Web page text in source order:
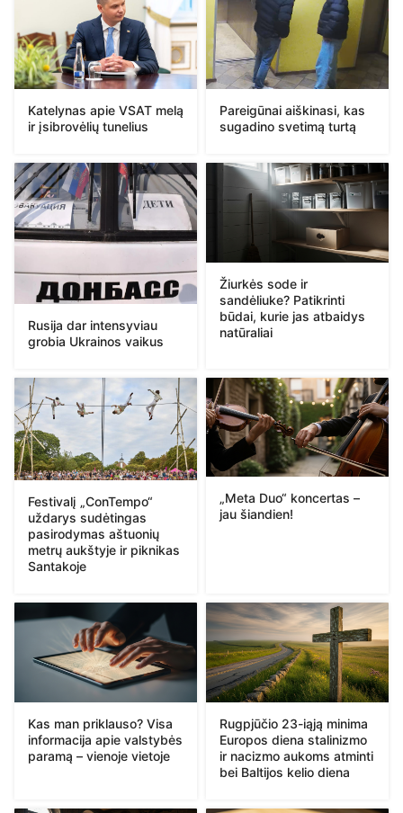
Katelynas apie VSAT melą
ir įsibrovėlių tunelius
Pareigūnai aiškinasi, kas
sugadino svetimą turtą
Rusija dar intensyviau
grobia Ukrainos vaikus
Žiurkės sode ir
sandėliuke? Patikrinti
būdai, kurie jas atbaidys
natūraliai
Festivalį „ConTempo“
uždarys sudėtingas
pasirodymas aštuonių
metrų aukštyje ir piknikas
Santakoje
„Meta Duo“ koncertas –
jau šiandien!
Kas man priklauso? Visa
informacija apie valstybės
paramą – vienoje vietoje
Rugpjūčio 23-iąją minima
Europos diena stalinizmo
ir nacizmo aukoms atminti
bei Baltijos kelio diena